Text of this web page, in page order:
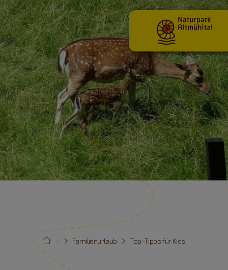
Top-Tipps für Kids
Familienurlaub
···